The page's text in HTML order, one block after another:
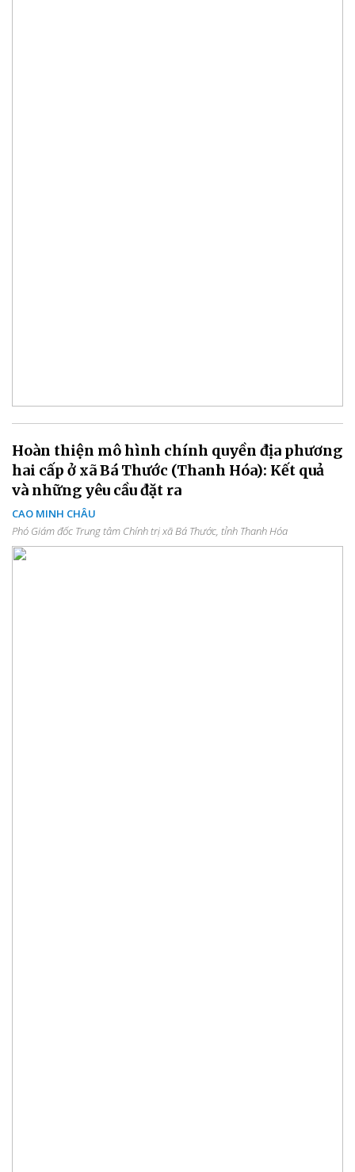
Hoàn thiện mô hình chính quyền địa phương
hai cấp ở xã Bá Thước (Thanh Hóa): Kết quả
và những yêu cầu đặt ra
CAO MINH CHÂU
Phó Giám đốc Trung tâm Chính trị xã Bá Thước, tỉnh Thanh Hóa